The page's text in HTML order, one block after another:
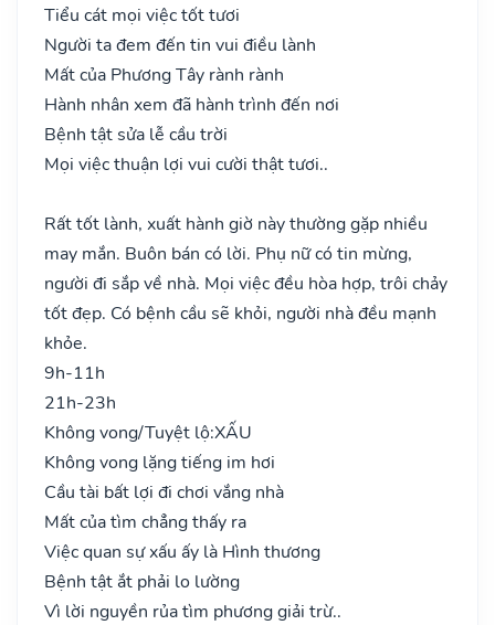
Tiểu cát mọi việc tốt tươi
Người ta đem đến tin vui điều lành
Mất của Phương Tây rành rành
Hành nhân xem đã hành trình đến nơi
Bệnh tật sửa lễ cầu trời
Mọi việc thuận lợi vui cười thật tươi..
Rất tốt lành, xuất hành giờ này thường gặp nhiều
may mắn. Buôn bán có lời. Phụ nữ có tin mừng,
người đi sắp về nhà. Mọi việc đều hòa hợp, trôi chảy
tốt đẹp. Có bệnh cầu sẽ khỏi, người nhà đều mạnh
khỏe.
9h-11h
21h-23h
Không vong/Tuyệt lộ:XẤU
Không vong lặng tiếng im hơi
Cầu tài bất lợi đi chơi vắng nhà
Mất của tìm chẳng thấy ra
Việc quan sự xấu ấy là Hình thương
Bệnh tật ắt phải lo lường
Vì lời nguyền rủa tìm phương giải trừ..